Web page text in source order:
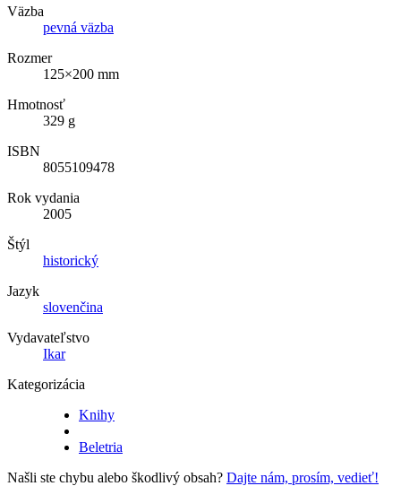
Väzba
pevná väzba
Rozmer
125×200 mm
Hmotnosť
329 g
ISBN
8055109478
Rok vydania
2005
Štýl
historický
Jazyk
slovenčina
Vydavateľstvo
Ikar
Kategorizácia
Knihy
Beletria
Našli ste chybu alebo škodlivý obsah? Dajte nám, prosím, vedieť!